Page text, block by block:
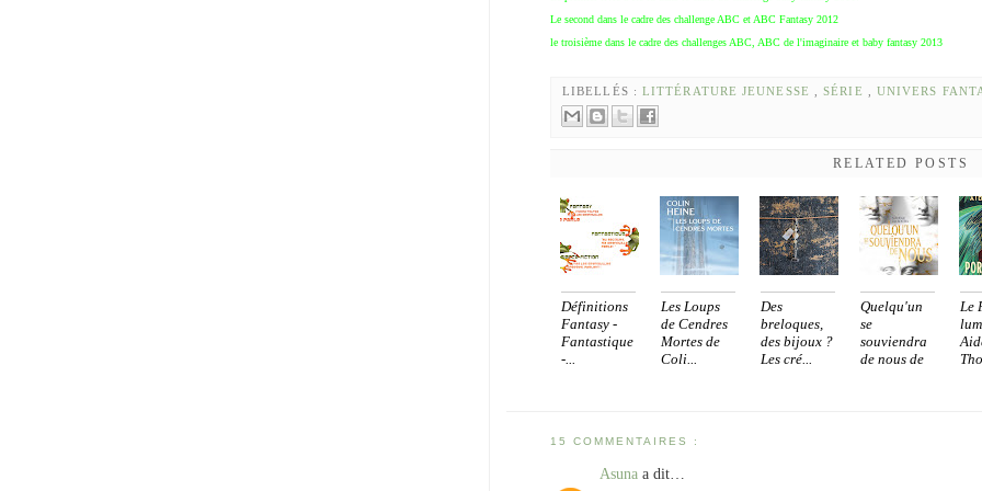
Le second dans le cadre des challenge ABC et ABC Fantasy 2012
le troisième dans le cadre des challenges ABC, ABC de l'imaginaire et baby fantasy 2013
LIBELLÉS :LITTÉRATURE JEUNESSE ,SÉRIE UNIVERS
RELATED POSTS
Définitions
Fantasy -
Fantastique
-...
Les Loups
de Cendres
Mortes de
Coli...
Des
breloques,
des bijoux ?
Les cré...
Quelqu'un
se
souviendra
de nous de
Le
15 COMMENTAIRES :
Asuna a dit…